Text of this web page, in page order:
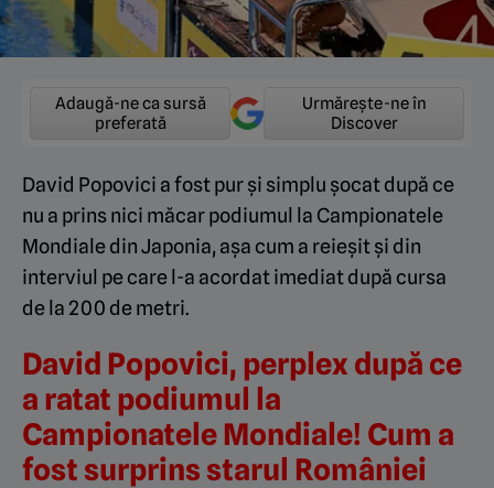
Adaugă-ne ca sursă
preferată
Urmărește-ne în
Discover
David Popovici a fost pur și simplu șocat după ce
nu a prins nici măcar podiumul la Campionatele
Mondiale din Japonia, așa cum a reieșit și din
interviul pe care l-a acordat imediat după cursa
de la 200 de metri.
David Popovici, perplex după ce
a ratat podiumul la
Campionatele Mondiale! Cum a
fost surprins starul României